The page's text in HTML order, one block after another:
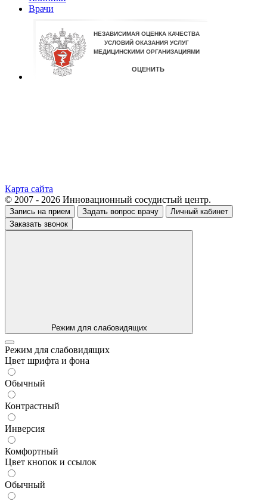
Врачи
Карта сайта
© 2007 - 2026 Инновационный сосудистый центр.
Запись на прием Задать вопрос врачу
Личный кабинет
Заказать звонок
Режим для слабовидящих
Режим для слабовидящих
Цвет шрифта и фона
Обычный
Контрастный
Инверсия
Комфортный
Цвет кнопок и ссылок
Обычный